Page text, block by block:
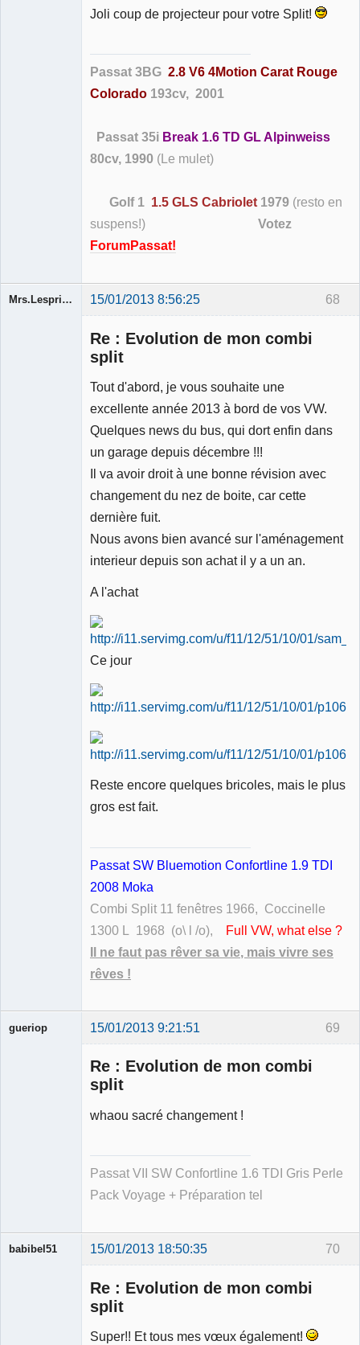
Joli coup de projecteur pour votre Split!
Passat 3BG 2.8 V6 4Motion Carat Rouge
Colorado 193cv, 2001
Passat 35i Break 1.6 TD GL Alpinweiss
80cv, 1990 (Le mulet)
Golf 1 1.5 GLS Cabriolet 1979 (resto en
suspens!) Votez
ForumPassat!
68
Mrs.Lespritfifi 15/01/2013 8:56:25
Re : Evolution de mon combi
split
Tout d'abord, je vous souhaite une
excellente année 2013 à bord de vos VW.
Quelques news du bus, qui dort enfin dans
un garage depuis décembre !!!
Il va avoir droit à une bonne révision avec
changement du nez de boite, car cette
dernière fuit.
Nous avons bien avancé sur l'aménagement
interieur depuis son achat il y a un an.
A l'achat
Ce jour
Reste encore quelques bricoles, mais le plus
gros est fait.
Passat SW Bluemotion Confortline 1.9 TDI
2008 Moka
Combi Split 11 fenêtres 1966, Coccinelle
1300 L 1968 (o\ l /o),
Full VW, what else ?
Il ne faut pas rêver sa vie, mais vivre ses
rêves !
69
gueriop 15/01/2013 9:21:51
Re : Evolution de mon combi
split
whaou sacré changement !
Passat VII SW Confortline 1.6 TDI Gris Perle
Pack Voyage + Préparation tel
70
babibel51 15/01/2013 18:50:35
Re : Evolution de mon combi
split
Super!! Et tous mes vœux également!